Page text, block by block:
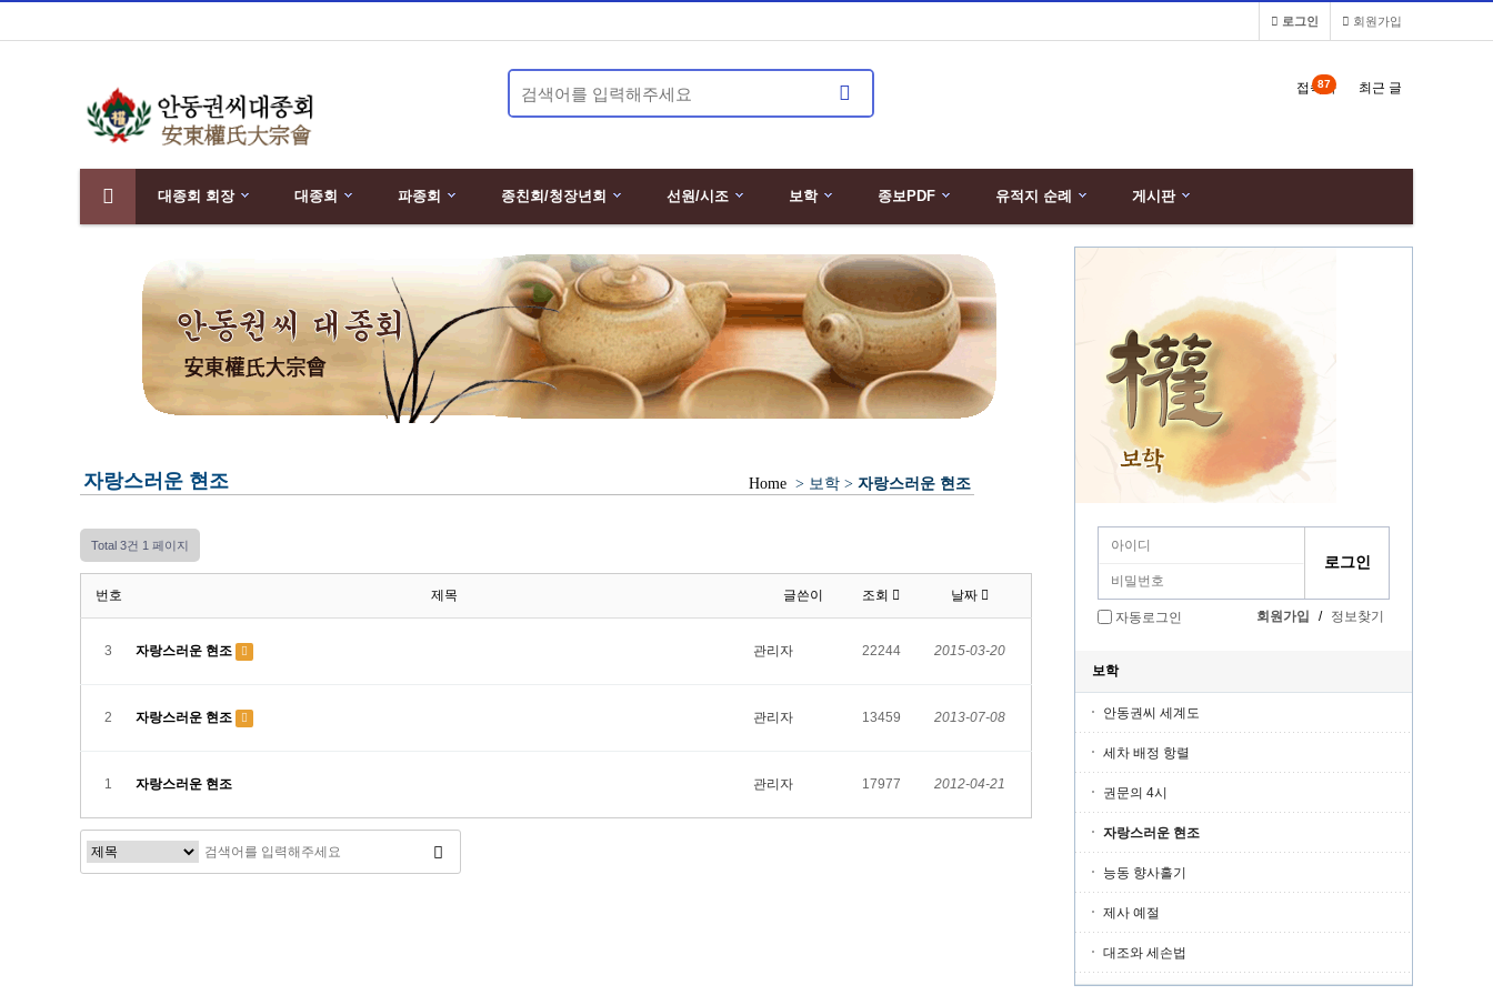
회원가입
로그인
접속자
87 최근 글
대종회 회장 대종회 파종회 종친회/청장년회 선원/시조 보학 종보PDF
유적지 순례
게시판
자랑스러운 현조 Home > 보학 > 자랑스러운 현조
Total 3건 1 페이지
번호 제목 글쓴이 조회 날짜
3 자랑스러운 현조 관리자 22244 2015-03-20
2 자랑스러운 현조 관리자 13459 2013-07-08
1 자랑스러운 현조 관리자 17977 2012-04-21
자동로그인 회원가입 / 정보찾기
보학
안동권씨 세계도
세차 배정 항렬
권문의 4시
자랑스러운 현조
능동 향사홀기
제사 예절
대조와 세손법